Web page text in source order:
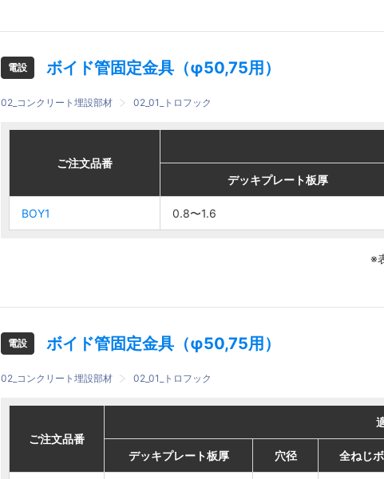
電設 ボイド管固定金具（φ50,75用）
02_コンクリート埋設部材 02_01_トロフック
ご注文品番
穴径 全ねじボルト
BOY1
ご注文品番
デッキプレート板厚
BOY1 0.8〜1.6
ご注文品番
穴径 全ねじボルト
BOY1
ご注文品番
デッキプレート板厚
BOY1 0.8〜1.6
※
電設 ボイド管固定金具（φ50,75用）
02_コンクリート埋設部材 02_01_トロフック
ご注文品番
デッキプレート板厚 全ねじボルト
ご注文品番
デッキプレート板厚 穴径 全ねじ
ご注文品番
デッキプレート板厚 全ねじボルト
ご注文品番
デッキプレート板厚 穴径 全ねじ